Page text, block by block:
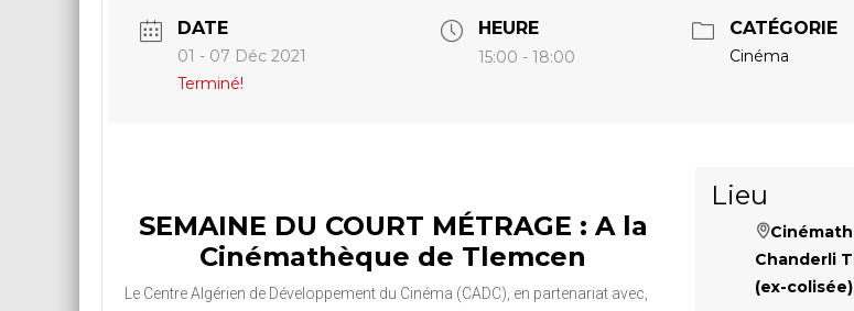
DATE
01 - 07 Déc 2021
Terminé!
HEURE
15:00 - 18:00
CATÉGORIE
Cinéma
SEMAINE DU COURT MÉTRAGE : A la
Cinémathèque de Tlemcen
Le Centre Algérien de Développement du Cinéma (CADC), en partenariat avec,
Lieu
Chanderli
(ex-colisée)